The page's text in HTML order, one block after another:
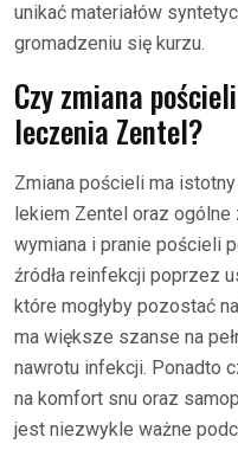
unikać materiałów
gromadzeniu się kurzu.
Czy zmiana
leczenia Zentel?
Zmiana pościeli ma
lekiem Zentel oraz ogólne
wymiana i pranie pościeli
źródła reinfekcji poprzez
które mogłyby pozostać
ma większe szanse na
nawrotu infekcji. Ponadto
na komfort snu oraz
jest niezwykle ważne